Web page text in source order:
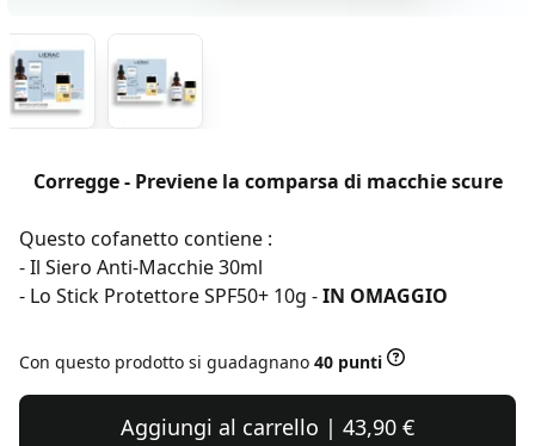
Corregge - Previene la comparsa di macchie scure
Questo cofanetto contiene :
- Il Siero Anti-Macchie 30ml
- Lo Stick Protettore SPF50+ 10g -IN OMAGGIO
Con questo prodotto si guadagnano 40 punti
Aggiungi al carrello | 43,90 €